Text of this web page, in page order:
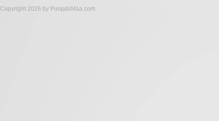
Copyright 2026 by PunjabiMaa.com